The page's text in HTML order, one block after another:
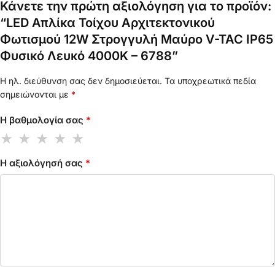
Κάνετε την πρώτη αξιολόγηση για το προϊόν:
“LED Απλίκα Τοίχου Αρχιτεκτονικού
Φωτισμού 12W Στρογγυλή Μαύρο V-TAC IP65
Φυσικό Λευκό 4000K – 6788”
Η ηλ. διεύθυνση σας δεν δημοσιεύεται. Τα υποχρεωτικά πεδία
σημειώνονται με *
Η βαθμολογία σας *
Η αξιολόγησή σας *